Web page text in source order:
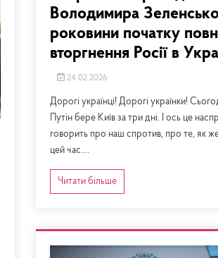
Володимира
роковини початку
вторгнення Росії в
24.02.2026
Дорогі українці! Дорогі українки!
Путін бере Київ за три дні. І ось це
говорить про наш спротив, про те, як
цей час....
Читати більше